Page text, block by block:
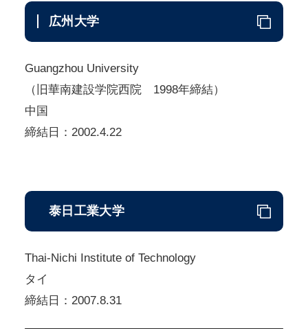
広州大学
Guangzhou University
（旧華南建設学院西院 1998年締結）
中国
締結日：2002.4.22
泰日工業大学
Thai-Nichi Institute of Technology
タイ
締結日：2007.8.31